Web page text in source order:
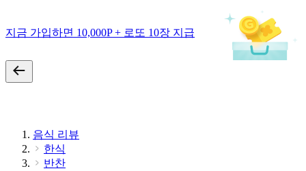
지금 가입하면 10,000P + 로또 10장 지급
음식 리뷰
한식
반찬